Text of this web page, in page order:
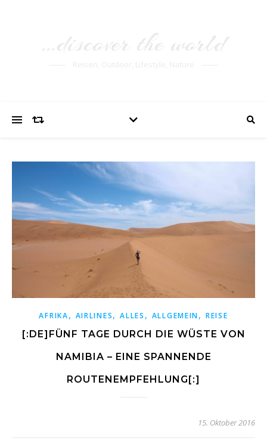
AFRIKA, AIRLINES,ALLES , ALLGEMEIN,REISE
[:DE]FÜNF TAGE DURCH DIE WÜSTE VON
NAMIBIA – EINE SPANNENDE
ROUTENEMPFEHLUNG[:]
15. Oktober 2016